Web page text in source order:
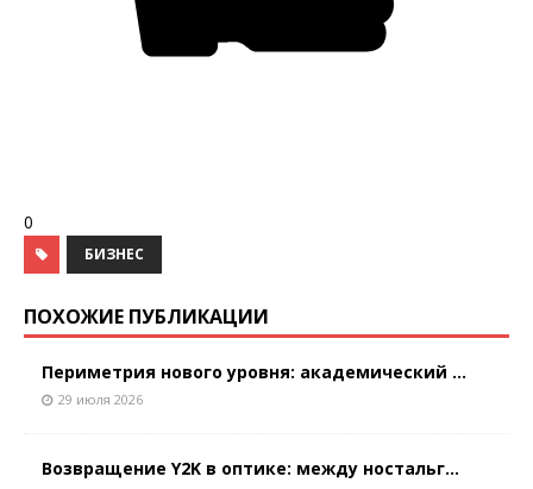
0
БИЗНЕС
ПОХОЖИЕ ПУБЛИКАЦИИ
Периметрия нового уровня: академический ...
29 июля 2026
Возвращение Y2K в оптике: между ностальг...